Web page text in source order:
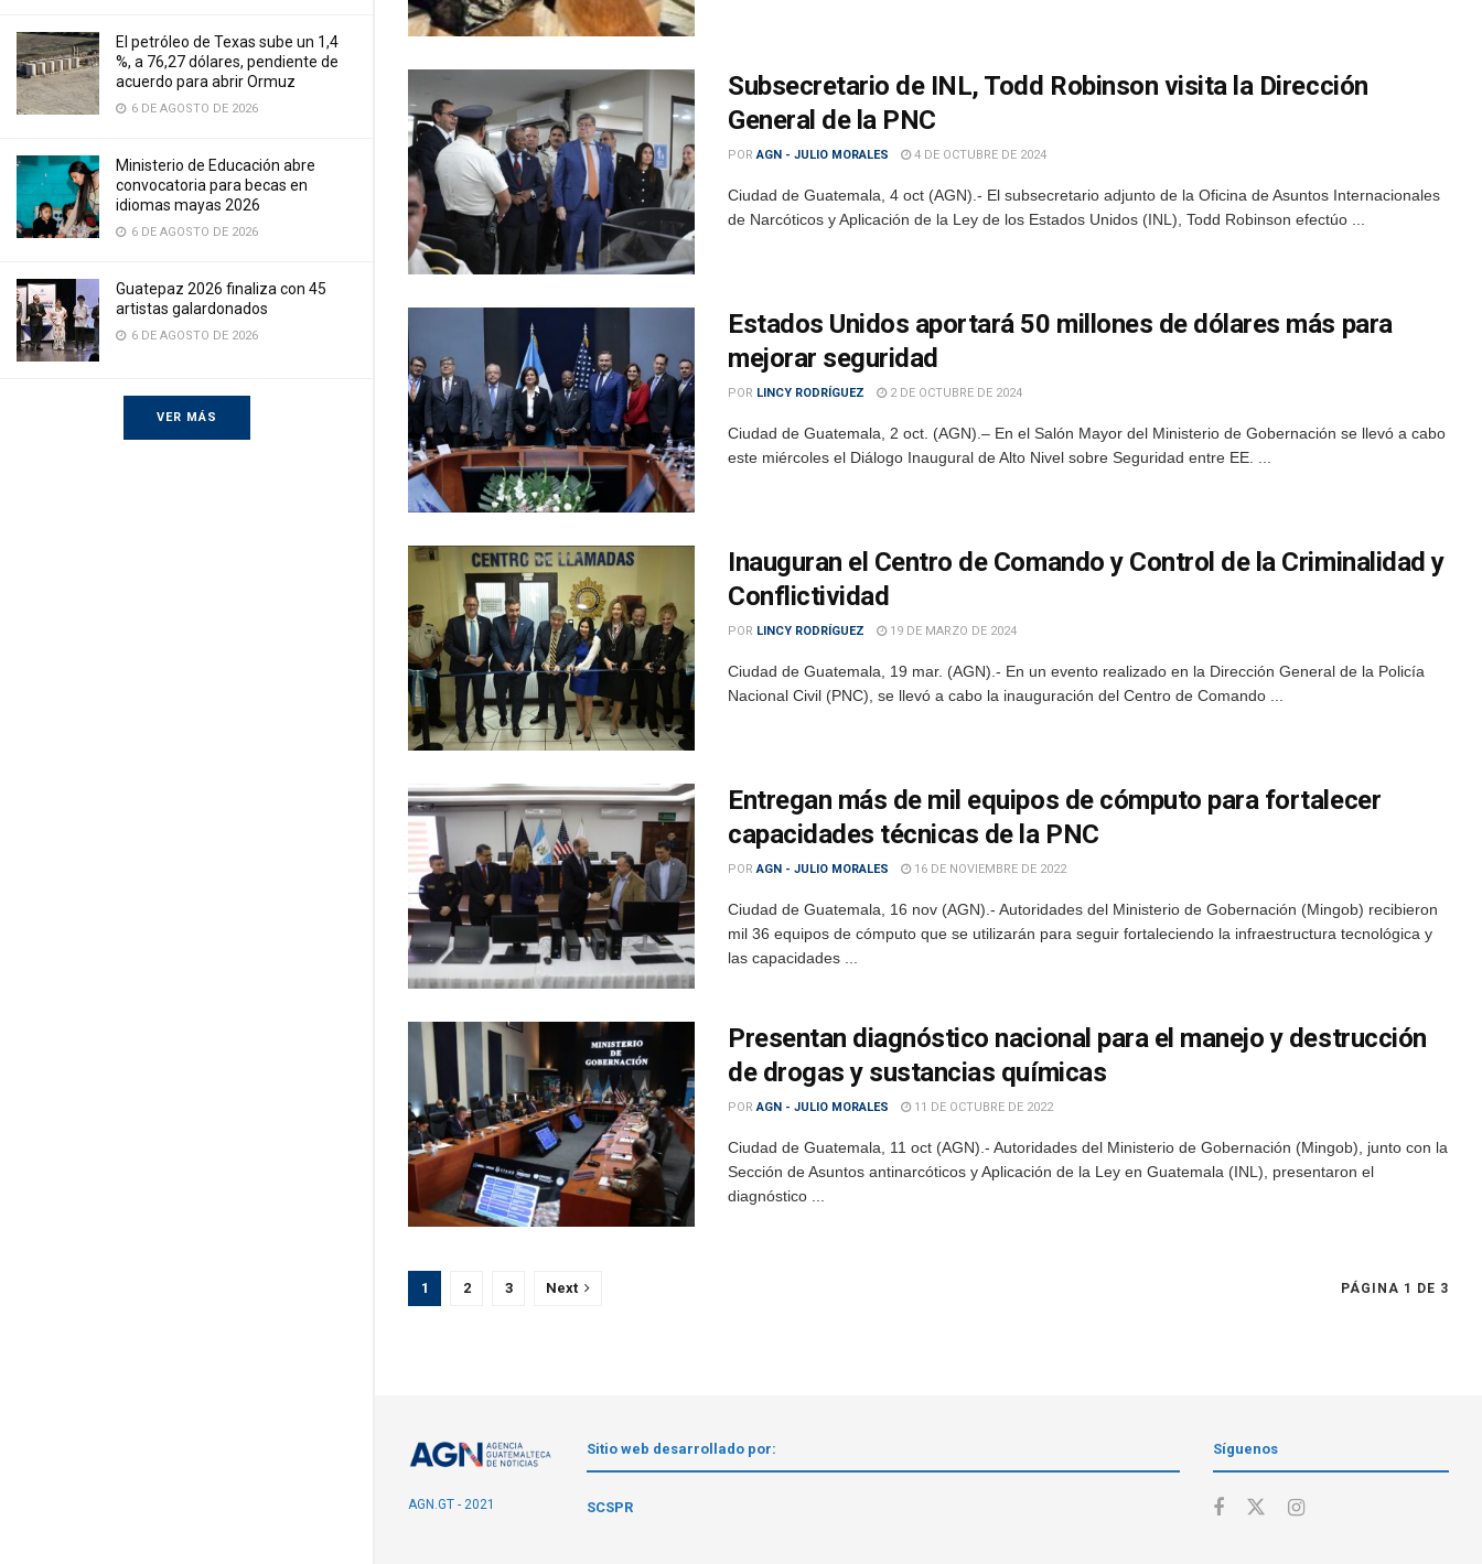
El petróleo de Texas sube un 1,4
%, a 76,27 dólares, pendiente de
acuerdo para abrir Ormuz
6 DE AGOSTO DE 2026
Ministerio de Educación abre
convocatoria para becas en
idiomas mayas 2026
6 DE AGOSTO DE 2026
Guatepaz 2026 finaliza con 45
artistas galardonados
6 DE AGOSTO DE 2026
VER MÁS
Subsecretario de INL, Todd Robinson visita la Dirección
General de la PNC
POR AGN - JULIO MORALES 4 DE OCTUBRE DE 2024
Ciudad de Guatemala, 4 oct (AGN).- El subsecretario adjunto de la Oficina de Asuntos Internacionales
de Narcóticos y Aplicación de la Ley de los Estados Unidos (INL), Todd Robinson efectúo ...
Estados Unidos aportará 50 millones de dólares más para
mejorar seguridad
POR LINCY RODRÍGUEZ 2 DE OCTUBRE DE 2024
Ciudad de Guatemala, 2 oct. (AGN).– En el Salón Mayor del Ministerio de Gobernación se llevó a cabo
este miércoles el Diálogo Inaugural de Alto Nivel sobre Seguridad entre EE. ...
Inauguran el Centro de Comando y Control de la Criminalidad y
Conflictividad
POR LINCY RODRÍGUEZ 19 DE MARZO DE 2024
Ciudad de Guatemala, 19 mar. (AGN).- En un evento realizado en la Dirección General de la Policía
Nacional Civil (PNC), se llevó a cabo la inauguración del Centro de Comando ...
Entregan más de mil equipos de cómputo para fortalecer
capacidades técnicas de la PNC
POR AGN - JULIO MORALES 16 DE NOVIEMBRE DE 2022
Ciudad de Guatemala, 16 nov (AGN).- Autoridades del Ministerio de Gobernación (Mingob) recibieron
mil 36 equipos de cómputo que se utilizarán para seguir fortaleciendo la infraestructura tecnológica y
las capacidades ...
Presentan diagnóstico nacional para el manejo y destrucción
de drogas y sustancias químicas
POR AGN - JULIO MORALES 11 DE OCTUBRE DE 2022
Ciudad de Guatemala, 11 oct (AGN).- Autoridades del Ministerio de Gobernación (Mingob), junto con la
Sección de Asuntos antinarcóticos y Aplicación de la Ley en Guatemala (INL), presentaron el
diagnóstico ...
PÁGINA 1 DE 3
1 2 3 Next
AGN.GT - 2021
Sitio web desarrollado por:
SCSPR
Síguenos